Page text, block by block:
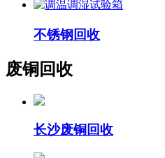
不锈钢回收
废铜回收
长沙废铜回收